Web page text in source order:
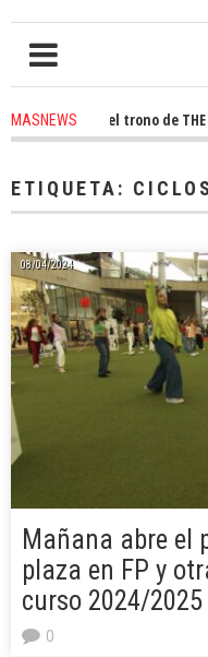
MASNEWSel trono de THE
ETIQUETA:
08/04/2024
Mañana abre el
plaza en FP y
curso 2024/2025
0